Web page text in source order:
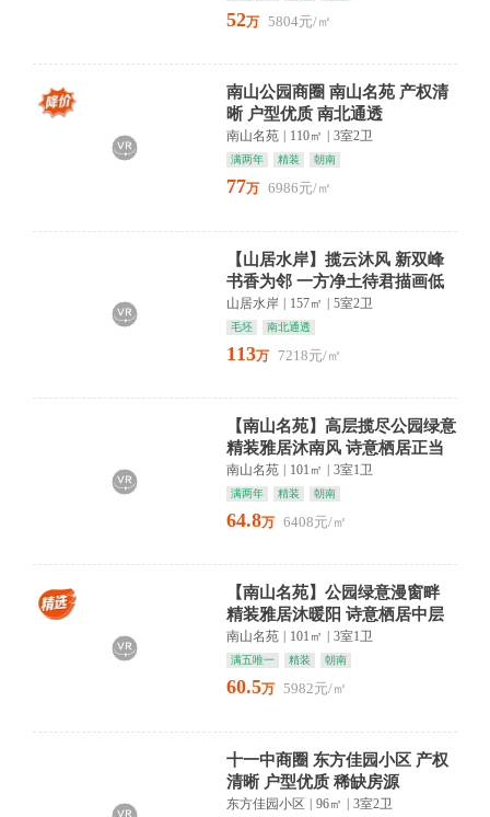
52万 5804元/㎡
南山公园商圈 南山名苑 产权清
晰 户型优质 南北通透
南山名苑 110㎡ 3室2卫
满两年 精装 朝南
77万 6986元/㎡
【山居水岸】揽云沐风 新双峰
书香为邻 一方净土待君描画低
于市价 业主急售 品
山居水岸 | 157㎡ | 5室2卫
毛坯 南北通透
113万 7218元/㎡
【南山名苑】高层揽尽公园绿意
精装雅居沐南风 诗意栖居正当
时
南山名苑 101㎡ 3室1卫
满两年 精装 朝南
64.8万 6408元/㎡
【南山名苑】公园绿意漫窗畔
精装雅居沐暖阳 诗意栖居中层
静好产权清晰 看房方便
南山名苑 101㎡ 3室1卫
满五唯一 精装 朝南
60.5万 5982元/㎡
十一中商圈 东方佳园小区 产权
清晰 户型优质 稀缺房源
东方佳园小区 | 96㎡ | 3室2卫